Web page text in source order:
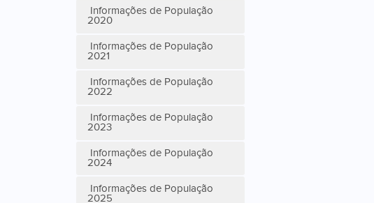
Informações de População
2020
Informações de População
2021
Informações de População
2022
Informações de População
2023
Informações de População
2024
Informações de População
2025